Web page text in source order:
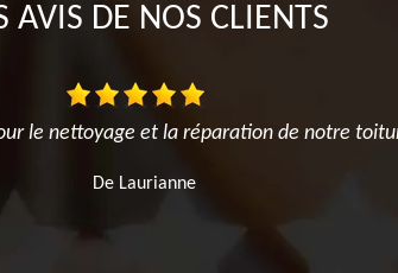
AVIS DE NOS CLIENTS
le nettoyage et la réparation de notre
De Laurianne